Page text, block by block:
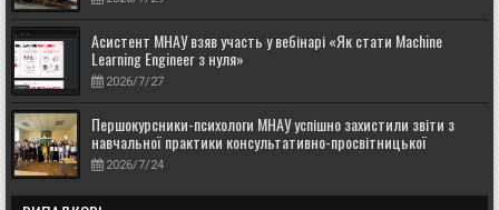
Асистент МНАУ взяв участь у вебінарі «Як стати Machine
Learning Engineer з нуля»
2026/7/27
Першокурсники-психологи МНАУ успішно захистили звіти з
навчальної практики консультативно-просвітницької
2026/7/24